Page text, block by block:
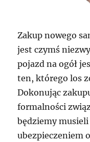
Zakup nowego
jest czymś
pojazd na ogół
ten, którego los
Dokonując
formalności
będziemy
ubezpieczeniem